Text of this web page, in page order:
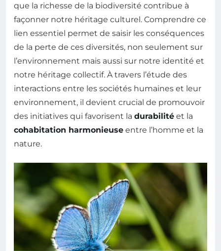
que la richesse de la biodiversité contribue à
façonner notre héritage culturel. Comprendre ce
lien essentiel permet de saisir les conséquences
de la perte de ces diversités, non seulement sur
l’environnement mais aussi sur notre identité et
notre héritage collectif. À travers l’étude des
interactions entre les sociétés humaines et leur
environnement, il devient crucial de promouvoir
des initiatives qui favorisent la durabilité et la
cohabitation harmonieuse entre l’homme et la
nature.